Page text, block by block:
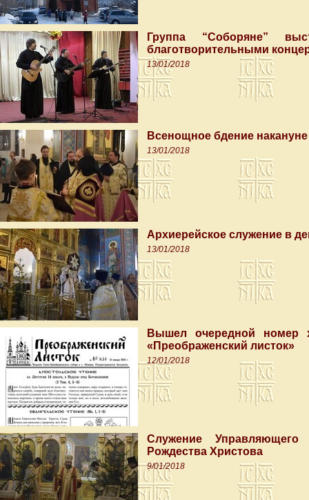
Группа “Соборяне”
благотворительными
13/01/2018
Всенощное бдение
13/01/2018
Архиерейское служение в
13/01/2018
Вышел очередной номер
«Преображенский листок»
12/01/2018
Служение
Рождества Христова
9/01/2018